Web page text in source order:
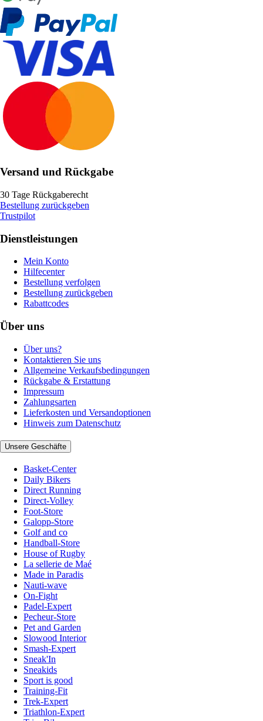
Versand und Rückgabe
30 Tage Rückgaberecht
Bestellung zurückgeben
Trustpilot
Dienstleistungen
Mein Konto
Hilfecenter
Bestellung verfolgen
Bestellung zurückgeben
Rabattcodes
Über uns
Über uns?
Kontaktieren Sie uns
Allgemeine Verkaufsbedingungen
Rückgabe & Erstattung
Impressum
Zahlungsarten
Lieferkosten und Versandoptionen
Hinweis zum Datenschutz
Unsere Geschäfte
Basket-Center
Daily Bikers
Direct Running
Direct-Volley
Foot-Store
Galopp-Store
Golf and co
Handball-Store
House of Rugby
La sellerie de Maé
Made in Paradis
Nauti-wave
On-Fight
Padel-Expert
Pecheur-Store
Pet and Garden
Slowood Interior
Smash-Expert
Sneak'In
Sneakids
Sport is good
Training-Fit
Trek-Expert
Triathlon-Expert